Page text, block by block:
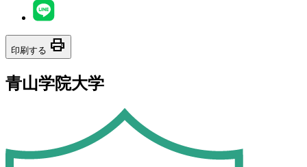
印刷する print
青山学院大学